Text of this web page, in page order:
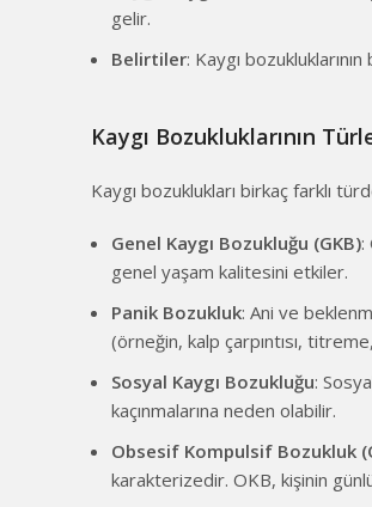
gelir.
Belirtiler: Kaygı
Kaygı Bozukluklarının
Kaygı bozuklukları birkaç farklı
Genel Kaygı Bozukluğu (GKB):
genel yaşam kalitesini etkiler.
Panik Bozukluk: Ani ve
(örneğin, kalp çarpıntısı,
Sosyal Kaygı Bozukluğu:
kaçınmalarına neden olabilir.
Obsesif Kompulsif Bozukluk
karakterizedir. OKB, kişinin